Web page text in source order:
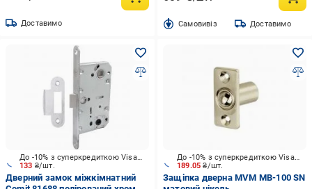
Доставимо Cамовивіз Доставимо
133 ₴/шт.
До -10% з суперкредиткою Visa Вигода
Дверний замок міжкімнатний
189.05₴/шт.
До -10% з суперкредиткою Visa Вигода
Защіпка дверна MVM МB-100 SN